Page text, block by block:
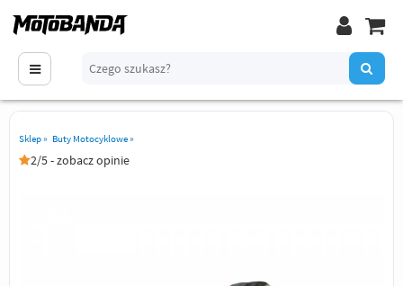
Sklep» Buty Motocyklowe»
2/5 - zobacz opinie